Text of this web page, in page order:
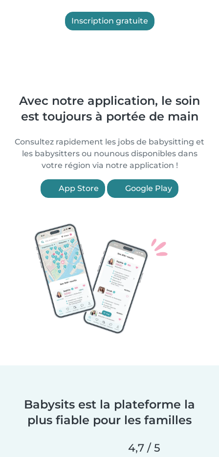
Inscription gratuite
Avec notre application, le soin
est toujours à portée de main
Consultez rapidement les jobs de babysitting et
les babysitters ou nounous disponibles dans
votre région via notre application !
App Store Google Play
Babysits est la plateforme la
plus fiable pour les familles
4,7 / 5